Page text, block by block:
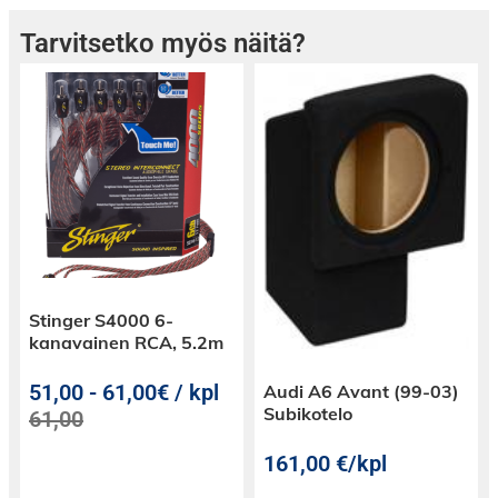
kaiutinjärjestelmät tarjoavat täydellisen
vaihtoehdon, joka avaa uusia äänimaailmoja.
2-Tie kaiutinjärjestelmä UP X4BWM-FRT.1, jossa
on autokohtaiset kehykset, tarjoaa paljon
paremman tarkkuuden ja dynamiikan koko
taajuusalueella yhdistettynä upeaan diskantin
erottelukykyyn 13 mm silkkipäällysteisen
diskanttikaiutinelementin ansiosta.
Yhteensopivuus
Tarvitsetko myös näitä?
Stinger S4000 6-
kanavainen RCA, 5.2m
51,00 - 61,00€ / kpl
61,00
Audi A6 Avant (99-03)
Subikotelo
161,00€/kpl